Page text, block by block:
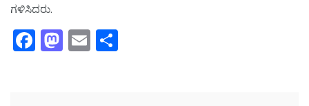
ಗಳಿಸಿದರು.
Facebook
Mastodon
Email